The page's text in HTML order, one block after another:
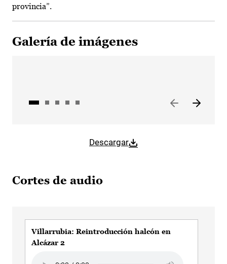
provincia”.
Galería de imágenes
Descargar
Cortes de audio
Villarrubia: Reintroducción halcón en
Alcázar 2